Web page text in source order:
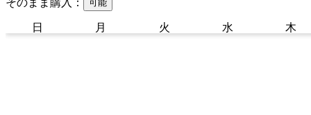
可能
日 月 火 水 木